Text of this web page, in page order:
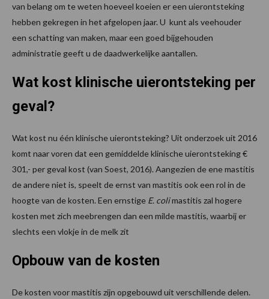
van belang om te weten hoeveel koeien er een uierontsteking
hebben gekregen in het afgelopen jaar. U kunt als veehouder
een schatting van maken, maar een goed bijgehouden
administratie geeft u de daadwerkelijke aantallen.
Wat kost klinische uierontsteking per
geval?
Wat kost nu één klinische uierontsteking? Uit onderzoek uit 2016
komt naar voren dat een gemiddelde klinische uierontsteking €
301,- per geval kost (van Soest, 2016). Aangezien de ene mastitis
de andere niet is, speelt de ernst van mastitis ook een rol in de
hoogte van de kosten. Een ernstige E. colimastitis zal hogere
kosten met zich meebrengen dan een milde mastitis, waarbij er
slechts een vlokje in de melk zit
Opbouw van de kosten
De kosten voor mastitis zijn opgebouwd uit verschillende delen.